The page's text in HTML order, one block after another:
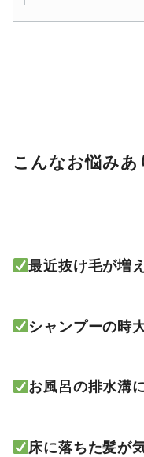
こんなお悩みあ
最近抜け毛が増
シャンプーの時
お風呂の排水溝
床に落ちた髪が